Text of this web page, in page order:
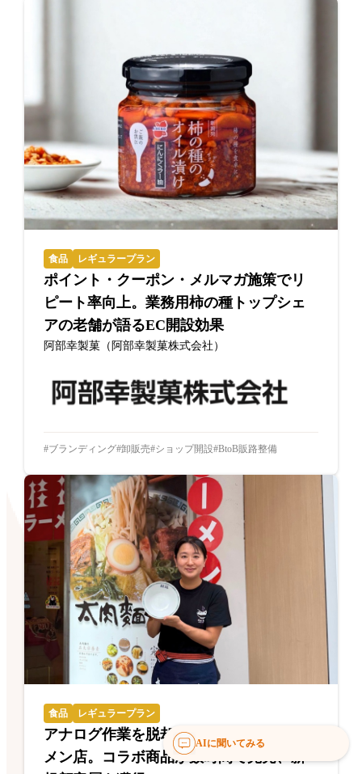
食品 レギュラープラン
ポイント・クーポン・メルマガ施策でリ
ピート率向上。業務用柿の種トップシェ
アの老舗が語るEC開設効果
阿部幸製菓（阿部幸製菓株式会社）
ブランディング 卸販売 ショップ開設 BtoB販路整備
食品 レギュラープラン
アナログ作業を脱却した創業70年のラー
メン店。コラボ商品が数時間で完売、新
AIに聞いてみる